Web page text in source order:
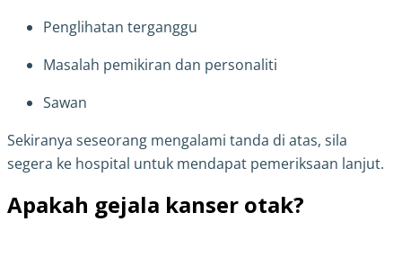
Penglihatan terganggu
Masalah pemikiran dan personaliti
Sawan
Sekiranya seseorang mengalami tanda di atas, sila
segera ke hospital untuk mendapat pemeriksaan lanjut.
Apakah gejala kanser otak?